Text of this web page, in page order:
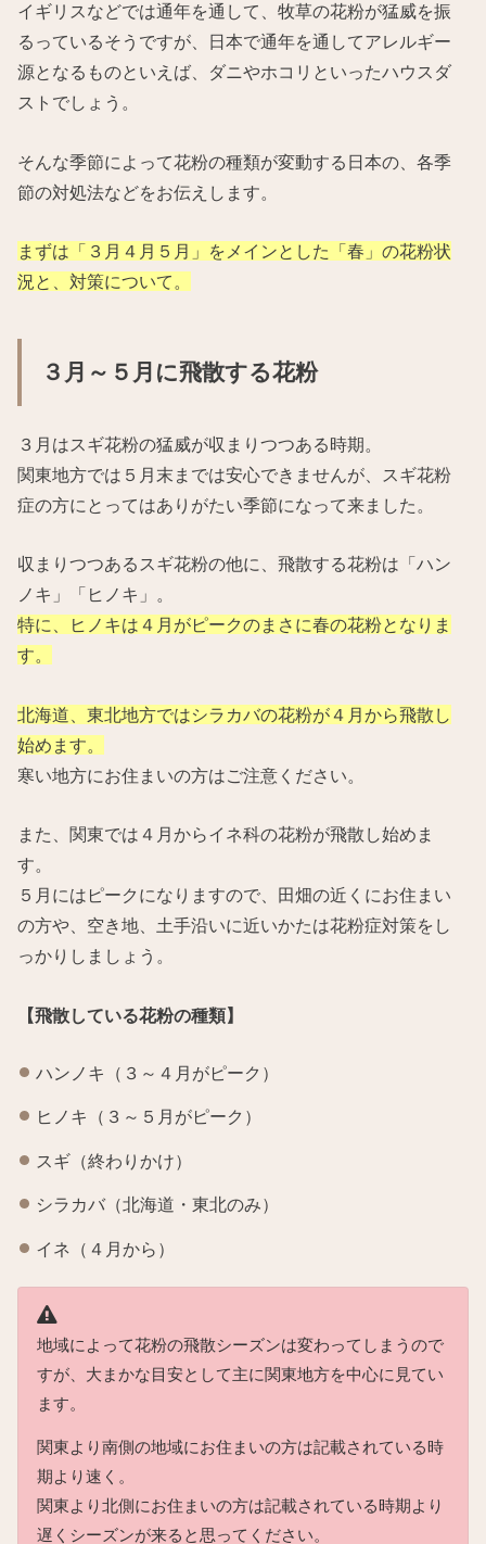
イギリスなどでは通年を通して、牧草の花粉が猛威を振
るっているそうですが、日本で通年を通してアレルギー
源となるものといえば、ダニやホコリといったハウスダ
ストでしょう。
そんな季節によって花粉の種類が変動する日本の、各季
節の対処法などをお伝えします。
まずは「３月４月５月」をメインとした「春」の花粉状
況と、対策について。
３月～５月に飛散する花粉
３月はスギ花粉の猛威が収まりつつある時期。
関東地方では５月末までは安心できませんが、スギ花粉
症の方にとってはありがたい季節になって来ました。
収まりつつあるスギ花粉の他に、飛散する花粉は「ハン
ノキ」「ヒノキ」。
特に、ヒノキは４月がピークのまさに春の花粉となりま
す。
北海道、東北地方ではシラカバの花粉が４月から飛散し
始めます。
寒い地方にお住まいの方はご注意ください。
また、関東では４月からイネ科の花粉が飛散し始めま
す。
５月にはピークになりますので、田畑の近くにお住まい
の方や、空き地、土手沿いに近いかたは花粉症対策をし
っかりしましょう。
【飛散している花粉の種類】
ハンノキ（３～４月がピーク）
ヒノキ（３～５月がピーク）
スギ（終わりかけ）
シラカバ（北海道・東北のみ）
イネ（４月から）
地域によって花粉の飛散シーズンは変わってしまうので
すが、大まかな目安として主に関東地方を中心に見てい
ます。
関東より南側の地域にお住まいの方は記載されている時
期より速く。
関東より北側にお住まいの方は記載されている時期より
遅くシーズンが来ると思ってください。